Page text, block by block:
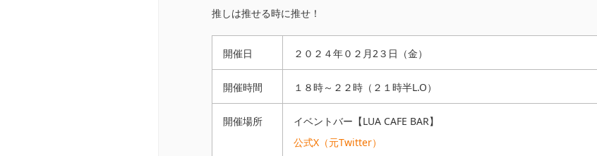
推しは推せる時に推せ！
開催日 ２０２４年０２月2３日（金）
開催時間 １８時～２２時（２１時半L.O）
開催場所
イベントバー【LUA CAFE BAR】
公式X（元Twitter）